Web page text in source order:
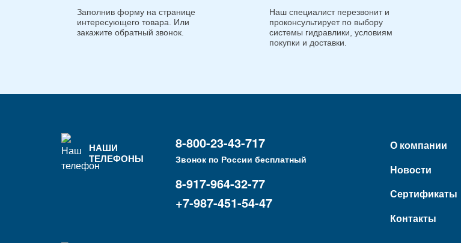
Заполнив форму на странице
интересующего товара. Или
закажите обратный звонок.
Наш специалист перезвонит и
проконсультирует по выбору
системы гидравлики, условиям
покупки и доставки.
НАШИ
ТЕЛЕФОНЫ
8-800-23-43-717
Звонок по России бесплатный
8-917-964-32-77
+7-987-451-54-47
О компании
Новости
Сертификаты
Контакты